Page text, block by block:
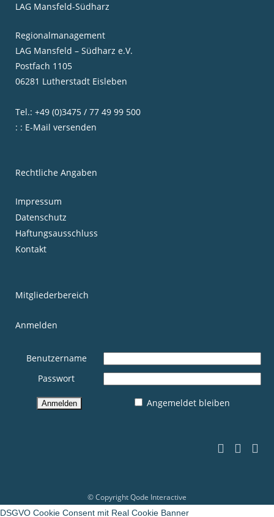
LAG Mansfeld-Südharz
Regionalmanagement
LAG Mansfeld – Südharz e.V.
Postfach 1105
06281 Lutherstadt Eisleben
Tel.: +49 (0)3475 / 77 49 99 500
: : E-Mail versenden
Rechtliche Angaben
Impressum
Datenschutz
Haftungsausschluss
Kontakt
Mitgliederbereich
Anmelden
Benutzername
Passwort
Angemeldet bleiben
© CopyrightQode Interactive
DSGVO Cookie Consent mit Real Cookie Banner